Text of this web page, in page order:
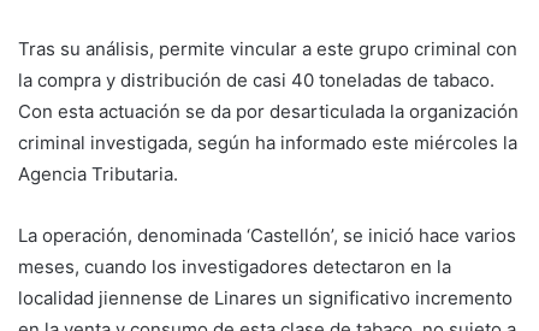
Tras su análisis, permite vincular a este grupo criminal con
la compra y distribución de casi 40 toneladas de tabaco.
Con esta actuación se da por desarticulada la organización
criminal investigada, según ha informado este miércoles la
Agencia Tributaria.
La operación, denominada ‘Castellón’, se inició hace varios
meses, cuando los investigadores detectaron en la
localidad jiennense de Linares un significativo incremento